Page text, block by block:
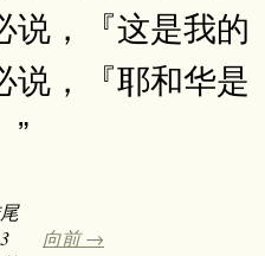
说，『这是我的
说，『耶和华是
”
向前 →